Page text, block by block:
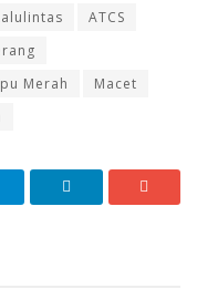
ATCS
Merah
Macet